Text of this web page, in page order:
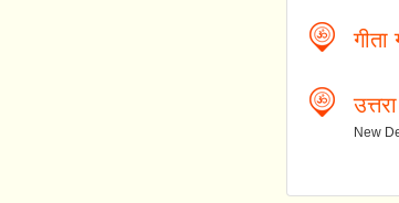
गीता
New